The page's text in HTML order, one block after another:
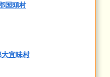
国頭村
大宜味村